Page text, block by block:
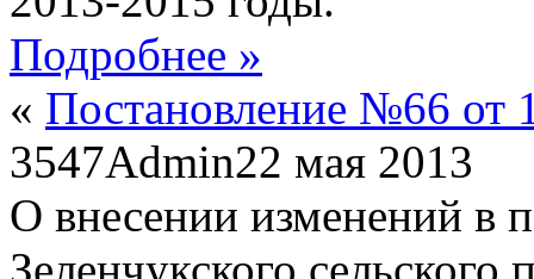
Подробнее »
« Постановление №66 от
3547Admin22 мая 2013
О внесении изменений в